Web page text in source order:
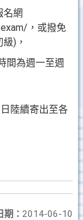
名網
，或撥免
)，
間為週一至週
陸續寄出至各
期： 2014-06-10